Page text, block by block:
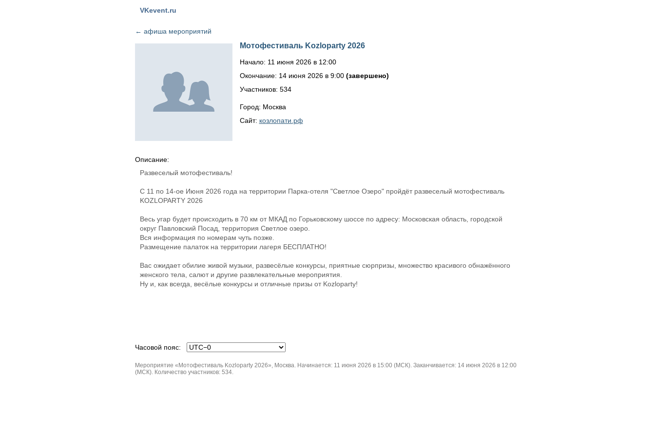
VKevent.ru
← афиша мероприятий
Мотофестиваль Kozloparty 2026
Начало: 11 июня 2026 в 12:00
Окончание: 14 июня 2026 в 9:00 (завершено)
Участников: 534
Город: Москва
Сайт: козлопати.рф
Описание:
Развеселый мотофестиваль!
С 11 по 14-ое Июня 2026 года на территории Парка-отеля "Светлое Озеро" пройдёт развеселый мотофестиваль
KOZLOPARTY 2026
Весь угар будет происходить в 70 км от МКАД по Горьковскому шоссе по адресу: Московская область, городской
округ Павловский Посад, территория Светлое озеро.
Вся информация по номерам чуть позже.
Размещение палаток на территории лагеря БЕСПЛАТНО!
Вас ожидает обилие живой музыки, развесёлые конкурсы, приятные сюрпризы, множество красивого обнажённого
женского тела, салют и другие развлекательные мероприятия.
Ну и, как всегда, весёлые конкурсы и отличные призы от Kozloparty!
Часовой пояс:
Мероприятие «Мотофестиваль Kozloparty 2026», Москва. Начинается: 11 июня 2026 в 15:00 (МСК). Заканчивается: 14 июня 2026 в 12:00
(МСК). Количество участников: 534.